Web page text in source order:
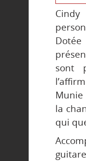
Cindy
Dotée
sont
Munie
la
qui